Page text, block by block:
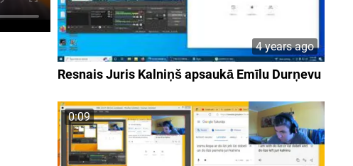
4 years ago
Resnais Juris Kalniņš apsaukā Emīlu Durņevu
0:09